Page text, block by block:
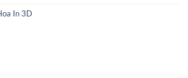
In 3D